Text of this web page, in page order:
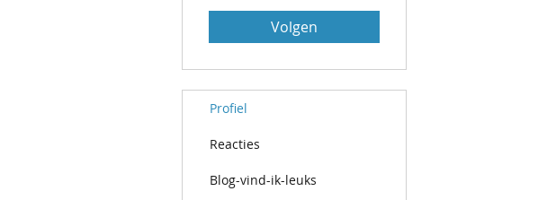
Volgen
Profiel
Reacties
Blog-vind-ik-leuks